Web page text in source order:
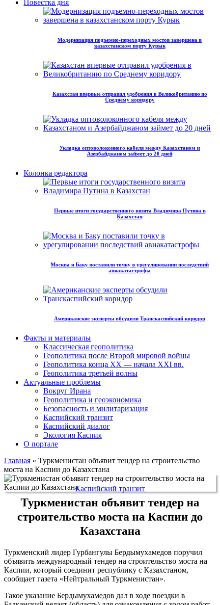
Повестка дня
Модернизация подъемно-переходных мостов завершена в
казахстанском порту Курык
Казахстан впервые отправил удобрения в Великобританию по
Среднему коридору
Укладка оптоволоконного кабеля между Казахстаном и
Азербайджаном займет до 20 дней
Колонка редактора
Первые итоги государственного визита Владимира Путина в
Казахстан
Москва и Баку поставили точку в урегулировании последствий
авиакатастрофы
Американские эксперты обсудили Транскаспийский коридор
Факты и материалы
Классическая геополитика
Геополитика после Второй мировой войны
Геополитика конца XX — начала XXI вв.
Геополитика третьей волны
Актуальные проблемы
Вокруг Ирана
Геополитика и геоэкономика
Безопасность и милитаризация
Каспийский транзит
Каспийский диалог
Экология Каспия
О портале
Главная » Туркменистан объявит тендер на строительство
моста на Каспии до Казахстана
Каспийский транзит
Туркменистан объявит тендер на
строительство моста на Каспии до
Казахстана
Туркменский лидер Гурбангулы Бердымухамедов поручил
объявить международный тендер на строительство моста на
Каспии, который соединит республику с Казахстаном,
сообщает газета «Нейтральный Туркменистан».
Такое указание Бердымухамедов дал в ходе поездки в